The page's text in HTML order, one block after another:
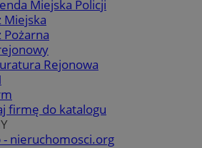
Miejska Policji
Miejska
Pożarna
Rejonowa
firmę do katalogu
- nieruchomosci.org